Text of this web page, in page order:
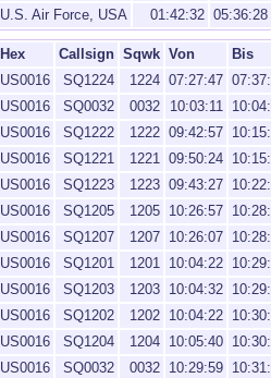
U.S. Air Force, USA
01:42:32 05:36:28
Hex Callsign Sqwk Von
Bis
US0016
SQ1224 1224 07:27:47
US0016
SQ0032 0032 10:03:11
US0016
SQ1222 1222 09:42:57
US0016
SQ1221 1221 09:50:24
US0016
SQ1223 1223 09:43:27
US0016
SQ1205 1205 10:26:57
US0016
SQ1207 1207 10:26:07
US0016
SQ1201 1201 10:04:22
US0016
SQ1203 1203 10:04:32
US0016
SQ1202 1202 10:04:22
US0016
SQ1204 1204 10:05:40
US0016
SQ0032 0032 10:29:59